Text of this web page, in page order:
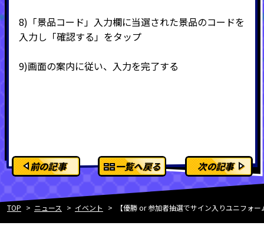
8) 「景品コード」入力欄に当選された景品のコードを
入力し「確認する」をタップ
9)画面の案内に従い、入力を完了する
前の記事 一覧へ戻る 次の記事
TOP ニュース イベント 【優勝 or 参加者抽選でサイン入りユニフォ